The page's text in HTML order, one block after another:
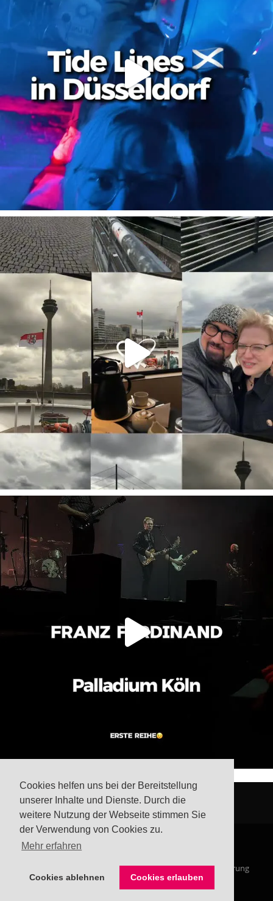
Cookies helfen uns bei der Bereitstellung
unserer Inhalte und Dienste. Durch die
weitere Nutzung der Webseite stimmen Sie
der Verwendung von Cookies zu.
Mehr erfahren
Cookies ablehnen Cookies erlauben
Impressum Datenschutzerklärung